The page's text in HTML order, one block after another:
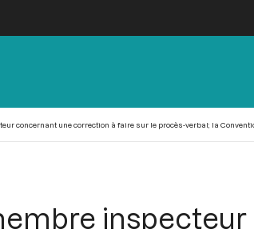
concernant une correction à faire sur le procès-verbal; la